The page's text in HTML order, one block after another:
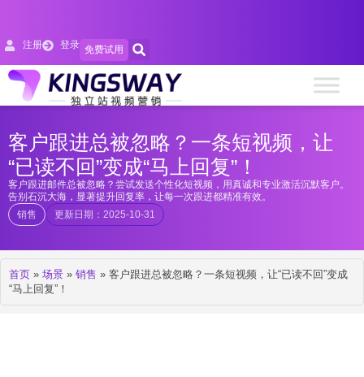
注册 登录 免费试用
客户跟进总被忽略？一条短视频，让
“已读不回”变成“马上回复”！
客户跟进邮件总被忽略？尝试发送个性化短视频，用真诚和专业激活沉默客户。
告别石沉大海，显著提升回复率，让每一次跟进都精准有效。
销售
更新日期：2025-10-31
首页 » 场景 » 销售 » 客户跟进总被忽略？一条短视频，让“已读不回”变成
“马上回复”！